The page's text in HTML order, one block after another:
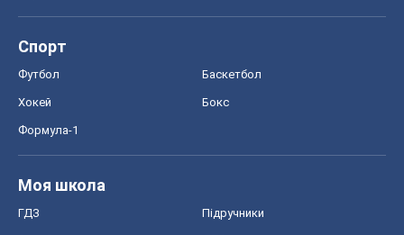
Спорт
Футбол Баскетбол
Хокей Бокс
Формула-1
Моя школа
ГДЗ Підручники